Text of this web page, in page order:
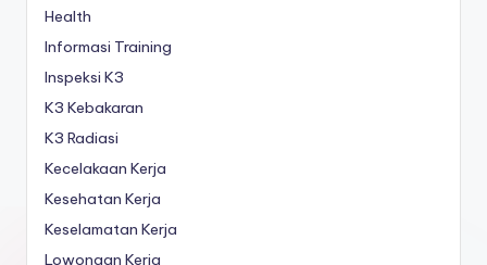
Health
Informasi Training
Inspeksi K3
K3 Kebakaran
K3 Radiasi
Kecelakaan Kerja
Kesehatan Kerja
Keselamatan Kerja
Lowongan Kerja